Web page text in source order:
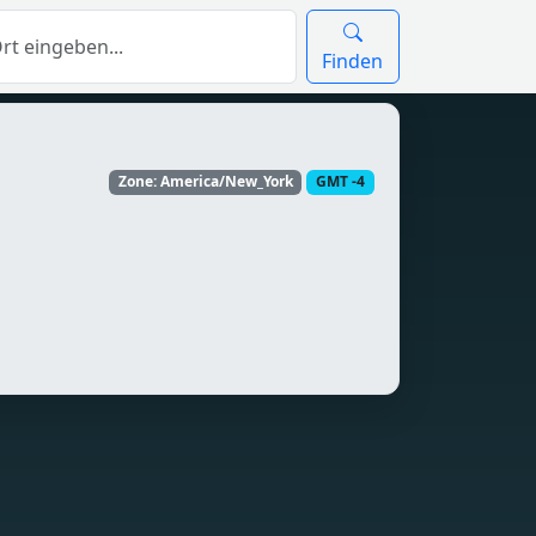
Finden
Zone: America/New_York GMT -4